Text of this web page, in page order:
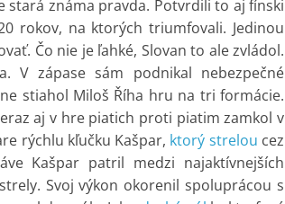
stará známa pravda. Potvrdili to aj fínski
rokov, na ktorých triumfovali. Jedinou
Čo nie je ľahké, Slovan to ale zvládol.
V zápase sám podnikal nebezpečné
stiahol Miloš Říha hru na tri formácie.
aj v hre piatich proti piatim zamkol v
rýchlu kľučku Kašpar, ktorý strelou cez
Kašpar patril medzi najaktívnejších
Svoj výkon okorenil spoluprácou s